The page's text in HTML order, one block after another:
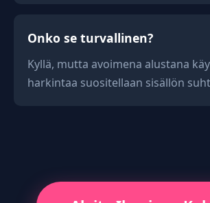
Onko se turvallinen?
Kyllä, mutta avoimena alustana
harkintaa suositellaan sisällön